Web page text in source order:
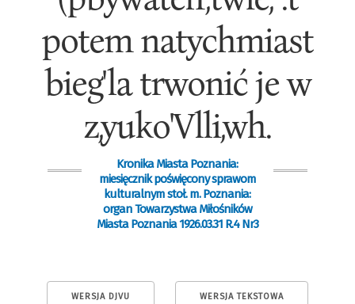
potem natychmiast
bieg'la trwonić je w
z,yuko'Vlli,wh.
Kronika Miasta Poznania:
miesięcznik poświęcony sprawom
kulturalnym stoł. m. Poznania:
organ Towarzystwa Miłośników
Miasta Poznania 1926.03.31 R.4 Nr3
WERSJA DJVU WERSJA TEKSTOWA